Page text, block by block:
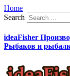
Home
Search
ideaFisher
Рыбаков и